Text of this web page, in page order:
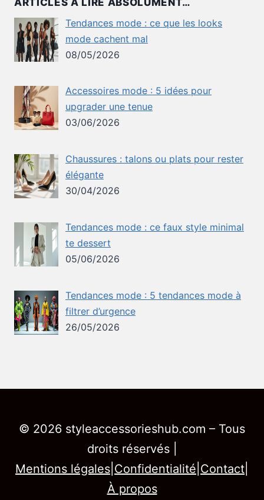
ARTICLES À LIRE ABSOLUMENT…
Tendances mode : ce que les looks
mode cachent mal
08/05/2026
Accessoires mode : 5 idées pour
upgrader une tenue
03/06/2026
Chaussures : talons ou plats pour rester
élégante
30/04/2026
Tendances mode : ce faux style minimal
te dessert
05/06/2026
Tendances mode : 5 tendances mode à
filtrer d’urgence
26/05/2026
© 2026 styleaccessorieshub.com – Tous
droits réservés |
Mentions légales Confidentialité Contact
À propos